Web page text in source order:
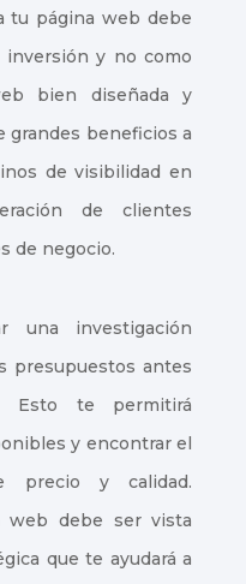
tu página web debe
inversión y no como
bien diseñada y
grandes beneficios a
de visibilidad en
de clientes
de negocio.
una investigación
presupuestos antes
Esto te permitirá
y encontrar el
precio y calidad.
web debe ser vista
que te ayudará a